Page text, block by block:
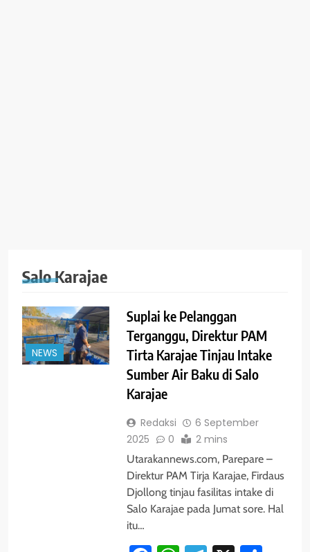
Salo Karajae
NEWS
Suplai ke Pelanggan
Terganggu, Direktur PAM
Tirta Karajae Tinjau Intake
Sumber Air Baku di Salo
Karajae
Redaksi
6 September
2025
0 2 mins
Utarakannews.com, Parepare –
Direktur PAM Tirja Karajae, Firdaus
Djollong tinjau fasilitas intake di
Salo Karajae pada Jumat sore. Hal
itu…